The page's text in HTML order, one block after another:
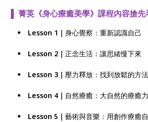
▌ 菁英《身心療癒美學》課程內容搶先
Lesson 1｜身心覺察：重新認識自己
Lesson 2｜正念生活：讓思緒慢下來
Lesson 3｜壓力釋放：找到放鬆的方法
Lesson 4｜ 自然療癒：大自然的療癒
Lesson 5｜藝術與音樂：用創作療癒